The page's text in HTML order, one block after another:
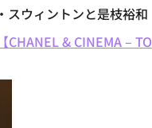
スウィントンと是枝裕和
& CINEMA – TO